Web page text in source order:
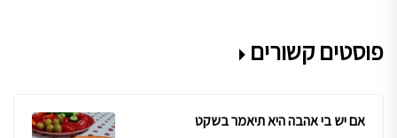
פוסטים קשורים
אם יש בי אהבה היא תיאמר בשקט